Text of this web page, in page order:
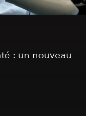
: un nouveau